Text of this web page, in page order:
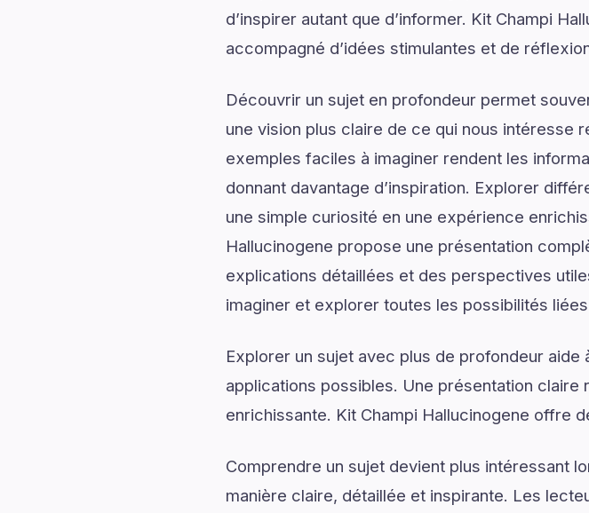
d’inspirer autant que d’informer. Kit Champi
accompagné d’idées stimulantes et de
Découvrir un sujet en profondeur permet
une vision plus claire de ce qui nous intéresse
exemples faciles à imaginer rendent les
donnant davantage d’inspiration. Explorer
une simple curiosité en une expérience
Hallucinogene propose une présentation
explications détaillées et des perspectives
imaginer et explorer toutes les possibilités
Explorer un sujet avec plus de profondeur
applications possibles. Une présentation claire
enrichissante. Kit Champi Hallucinogene offre
Comprendre un sujet devient plus intéressant
manière claire, détaillée et inspirante. Les